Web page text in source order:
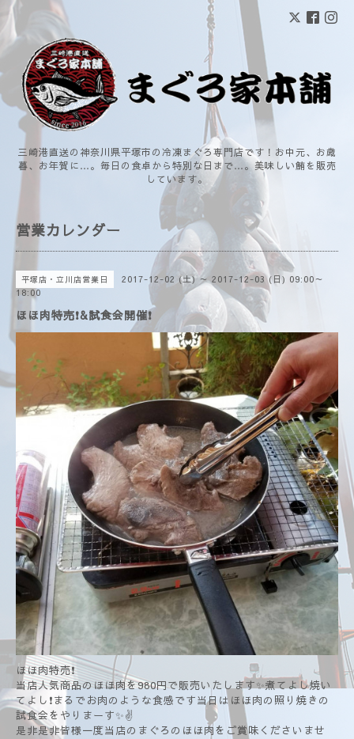
三崎港直送の神奈川県平塚市の冷凍まぐろ専門店です！お中元、お歳
暮、お年賀に…。毎日の食卓から特別な日まで…。美味しい鮪を販売
しています。
営業カレンダー
平塚店・立川店営業日
2017-12-02 (土) ～ 2017-12-03 (日) 09:00～
18:00
ほほ肉特売❗&試食会開催❗
ほほ肉特売❗
当店人気商品のほほ肉を980円で販売いたします✨煮てよし焼い
てよし❗まるでお肉のような食感です当日はほほ肉の照り焼きの
試食会をやりまーす✨✌️
是非是非皆様一度当店のまぐろのほほ肉をご賞味くださいませ